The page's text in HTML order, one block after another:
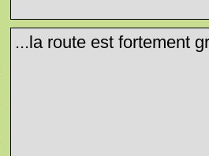
...la route est fortement